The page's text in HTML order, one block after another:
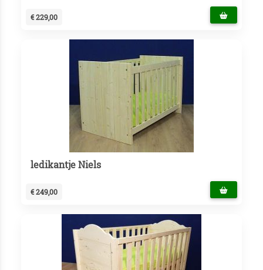
€ 229,00
ledikantje Niels
€ 249,00